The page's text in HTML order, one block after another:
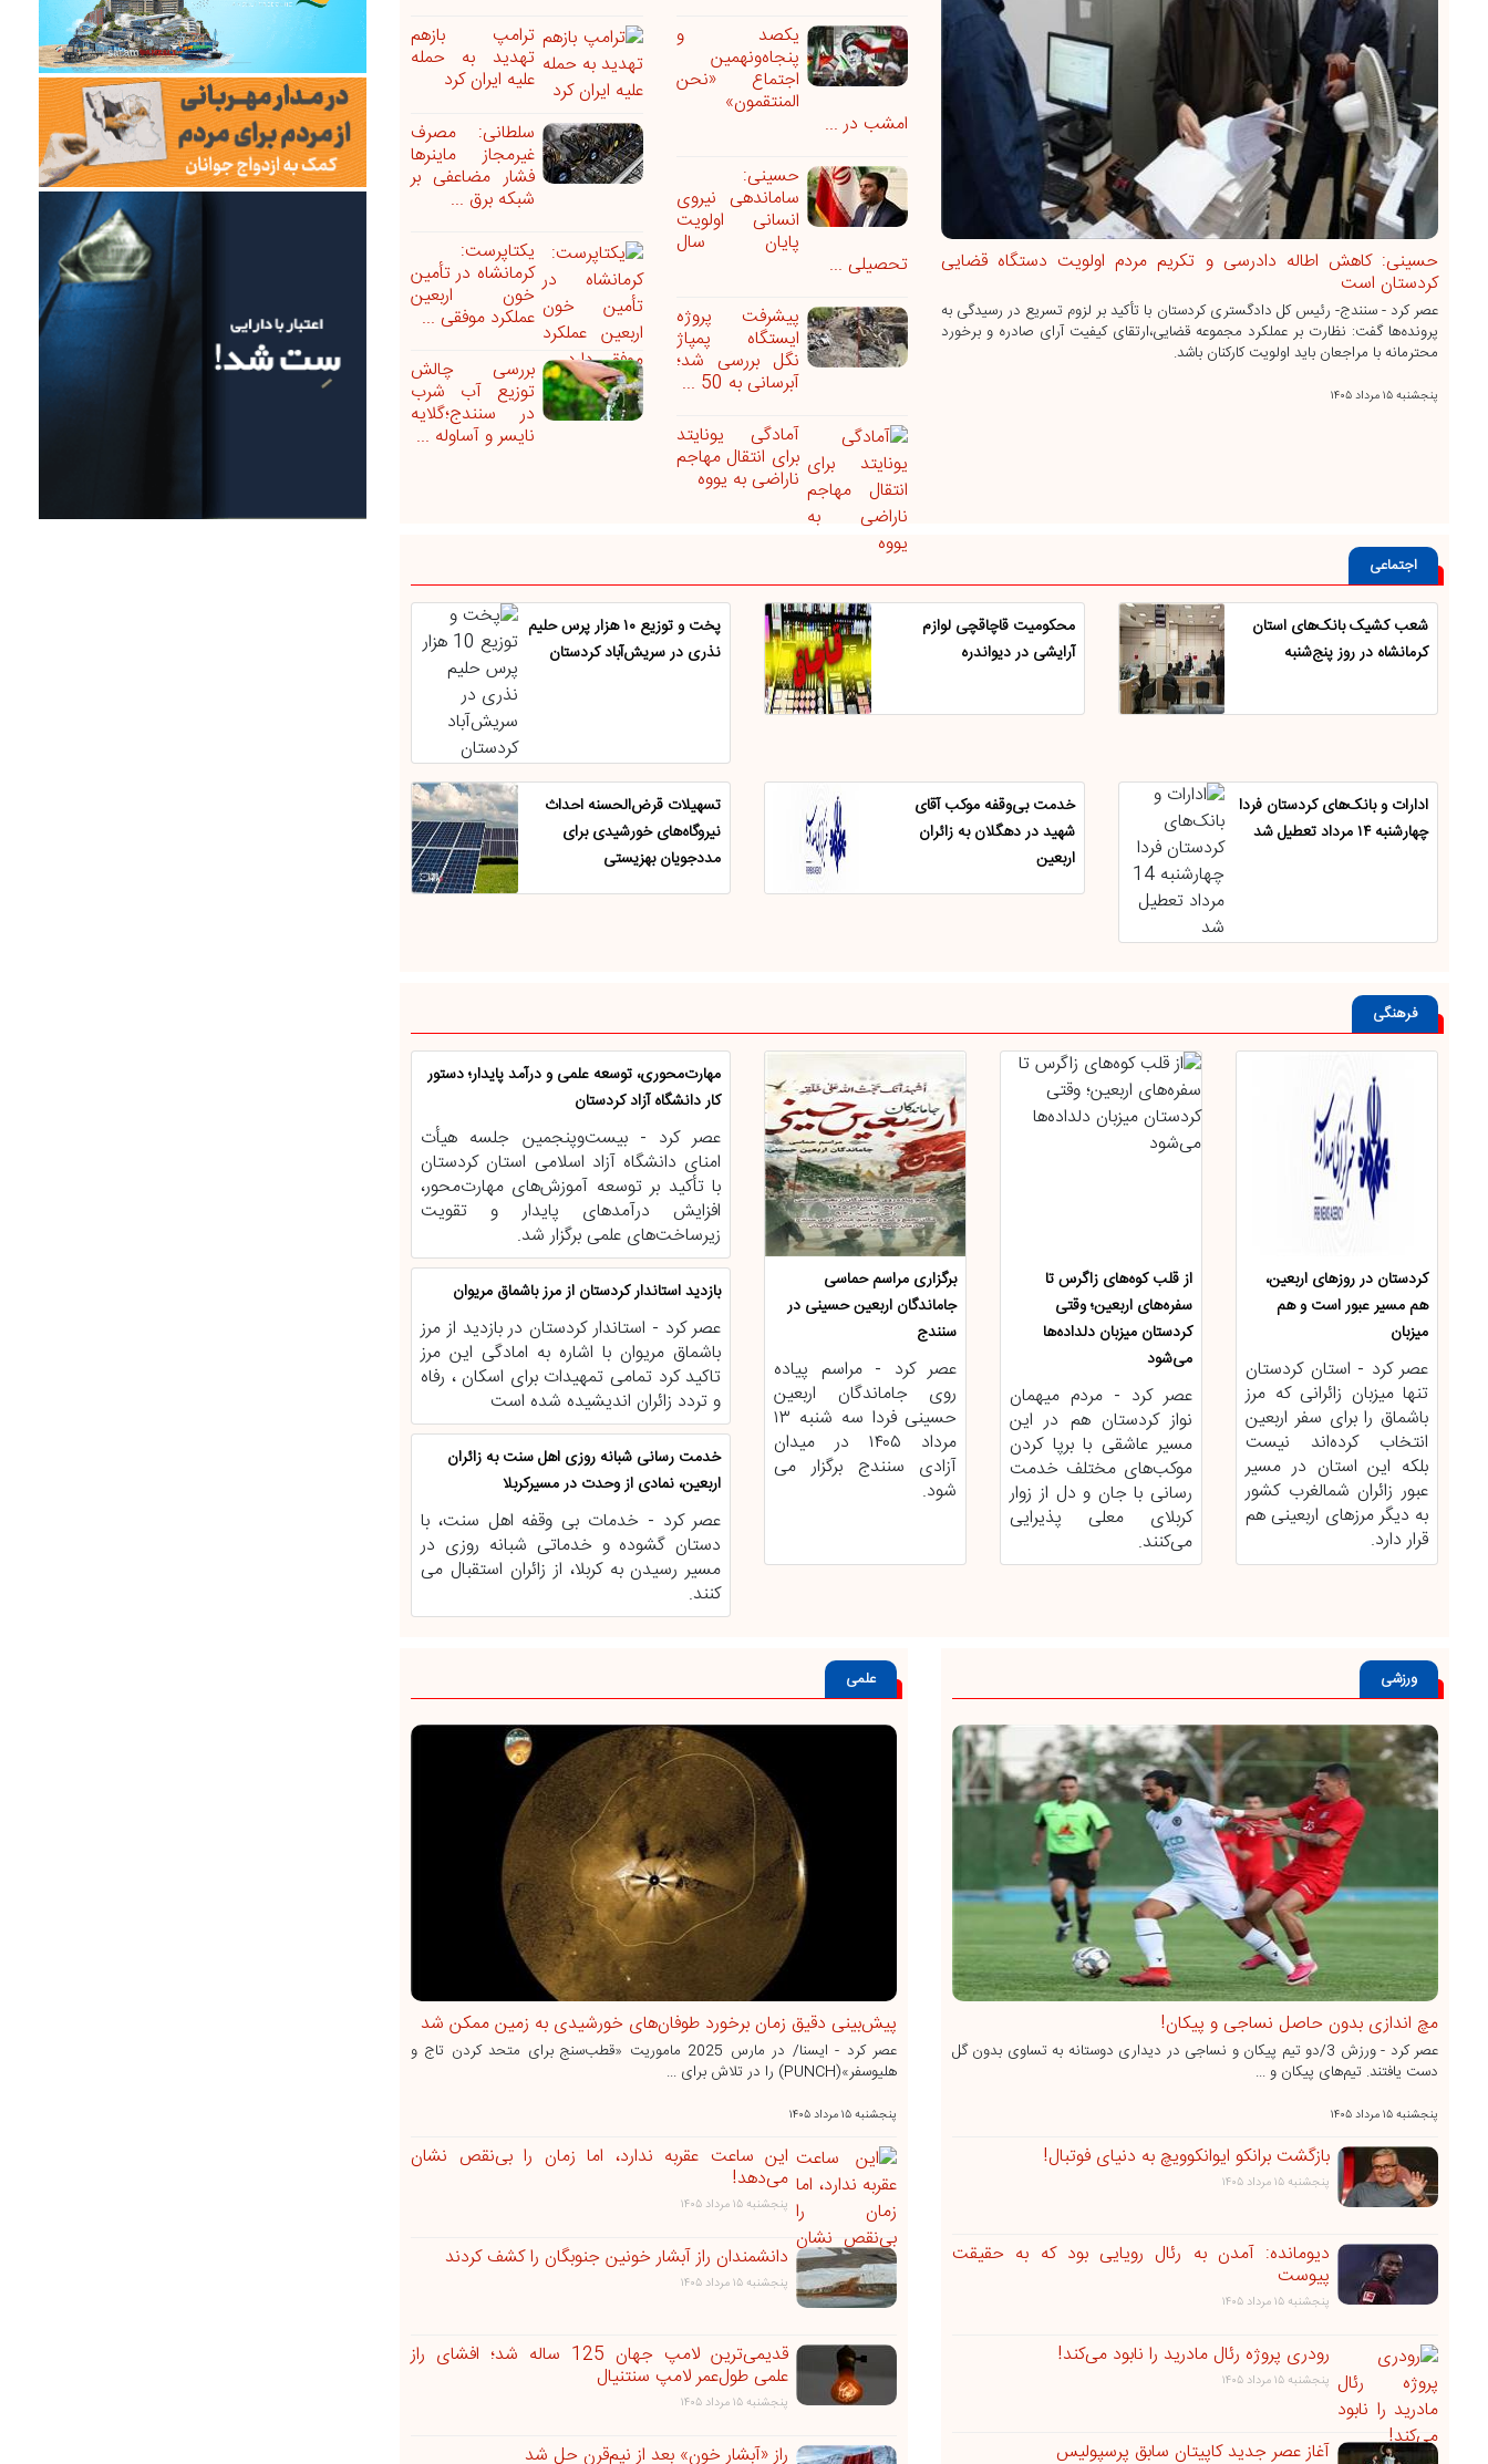
حسینی: کاهش اطاله دادرسی و تکریم مردم اولویت دستگاه قضایی
کردستان است
عصر کرد - سنندج- رئیس کل دادگستری کردستان با تأکید بر لزوم تسریع در رسیدگی به
پرونده‌ها گفت: نظارت بر عملکرد مجموعه قضایی،ارتقای کیفیت آرای صادره و برخورد
محترمانه با مراجعان باید اولویت کارکنان باشد.
پنجشنبه ۱۵ مرداد ۱۴۰۵
یکصد و
پنجاه‌ونهمین
اجتماع «نحن
المنتقمون»
امشب در ...
حسینی:
ساماندهی نیروی
انسانی اولویت
پایان سال
تحصیلی ...
پیشرفت پروژه
ایستگاه پمپاژ
نگل بررسی شد؛
آبرسانی به 50 ...
آمادگی یونایتد
برای انتقال مهاجم
ناراضی به یووه
ترامپ بازهم
تهدید به حمله
علیه ایران کرد
سلطانی: مصرف
غیرمجاز ماینرها
فشار مضاعفی بر
شبکه برق ...
یکتاپرست:
کرمانشاه در تأمین
خون اربعین
عملکرد موفقی ...
بررسی چالش
توزیع آب شرب
در سنندج؛گلایه
نایسر و آساوله ...
اجتماعی
شعب کشیک بانک‌های استان
کرمانشاه در روز پنج‌شنبه
محکومیت قاچاقچی لوازم
آرایشی در دیواندره
پخت و توزیع ۱۰ هزار پرس حلیم
نذری در سریش‌آباد کردستان
ادارات و بانک‌های کردستان فردا
چهارشنبه ۱۴ مرداد تعطیل شد
خدمت بی‌وقفه موکب آقای
شهید در دهگلان به زائران
اربعین
تسهیلات قرض‌الحسنه احداث
نیروگاه‌های خورشیدی برای
مددجویان بهزیستی
فرهنگی
کردستان در روز‌های اربعین،
هم مسیر عبور است و هم
میزبان
عصر کرد - استان کردستان
تنها میزبان زائرانی که مرز
باشماق را برای سفر اربعین
انتخاب کرده‌اند نیست
بلکه این استان در مسیر
عبور زائران شمالغرب کشور
به دیگر مرز‌های اربعینی هم
قرار دارد.
از قلب کوه‌های زاگرس تا
سفره‌های اربعین؛ وقتی
کردستان میزبان دلداده‌ها
می‌شود
عصر کرد - مردم میهمان
نواز کردستان هم در این
مسیر عاشقی با برپا کردن
موکب‌های مختلف خدمت
رسانی با جان و دل از زوار
کربلای معلی پذیرایی
می‌کنند.
برگزاری مراسم حماسی
جاماندگان اربعین حسینی در
سنندج
عصر کرد - مراسم پیاده
روی جاماندگان اربعین
حسینی فردا سه شنبه ۱۳
مرداد ۱۴۰۵ در میدان
آزادی سنندج برگزار می
شود.
مهارت‌محوری، توسعه علمی و درآمد پایدار؛ دستور
کار دانشگاه آزاد کردستان
عصر کرد - بیست‌وپنجمین جلسه هیأت
امنای دانشگاه آزاد اسلامی استان کردستان
با تأکید بر توسعه آموزش‌های مهارت‌محور،
افزایش درآمد‌های پایدار و تقویت
زیرساخت‌های علمی برگزار شد.
بازدید استاندار کردستان از مرز باشماق مریوان
عصر کرد - استاندار کردستان در بازدید از مرز
باشماق مریوان با اشاره به امادگی این مرز
تاکید کرد تمامی تمهیدات برای اسکان ، رفاه
و تردد زائران اندیشیده شده است
خدمت رسانی شبانه روزی اهل سنت به زائران
اربعین، نمادی از وحدت در مسیرکربلا
عصر کرد - خدمات بی وقفه اهل سنت، با
دستان گشوده و خدماتی شبانه روزی در
مسیر رسیدن به کربلا، از زائران استقبال می
کنند.
ورزشی
مچ اندازی بدون حاصل نساجی و پیکان!
عصر کرد - ورزش 3/دو تیم پیکان و نساجی در دیداری دوستانه به تساوی بدون گل
دست یافتند. تیم‌های پیکان و ...
پنجشنبه ۱۵ مرداد ۱۴۰۵
بازگشت برانکو ایوانکوویچ به دنیای فوتبال!
پنجشنبه ۱۵ مرداد ۱۴۰۵
دیومانده: آمدن به رئال رویایی بود که به حقیقت
پیوست
پنجشنبه ۱۵ مرداد ۱۴۰۵
رودری پروژه رئال مادرید را نابود می‌کند!
پنجشنبه ۱۵ مرداد ۱۴۰۵
آغاز عصر جدید کاپیتان سابق پرسپولیس
علمی
پیش‌بینی دقیق زمان برخورد طوفان‌های خورشیدی به زمین ممکن شد
عصر کرد - ایسنا/ در مارس 2025 ماموریت «قطب‌سنج برای متحد کردن تاج و
هلیوسفر»(PUNCH) را در تلاش برای ...
پنجشنبه ۱۵ مرداد ۱۴۰۵
این ساعت عقربه ندارد، اما زمان را بی‌نقص نشان
می‌دهد!
پنجشنبه ۱۵ مرداد ۱۴۰۵
دانشمندان راز آبشار خونین جنوبگان را کشف کردند
پنجشنبه ۱۵ مرداد ۱۴۰۵
قدیمی‌ترین لامپ جهان 125 ساله شد؛ افشای راز
علمی طول‌عمر لامپ سنتنیال
پنجشنبه ۱۵ مرداد ۱۴۰۵
راز «آبشار خون» بعد از نیم‌قرن حل شد